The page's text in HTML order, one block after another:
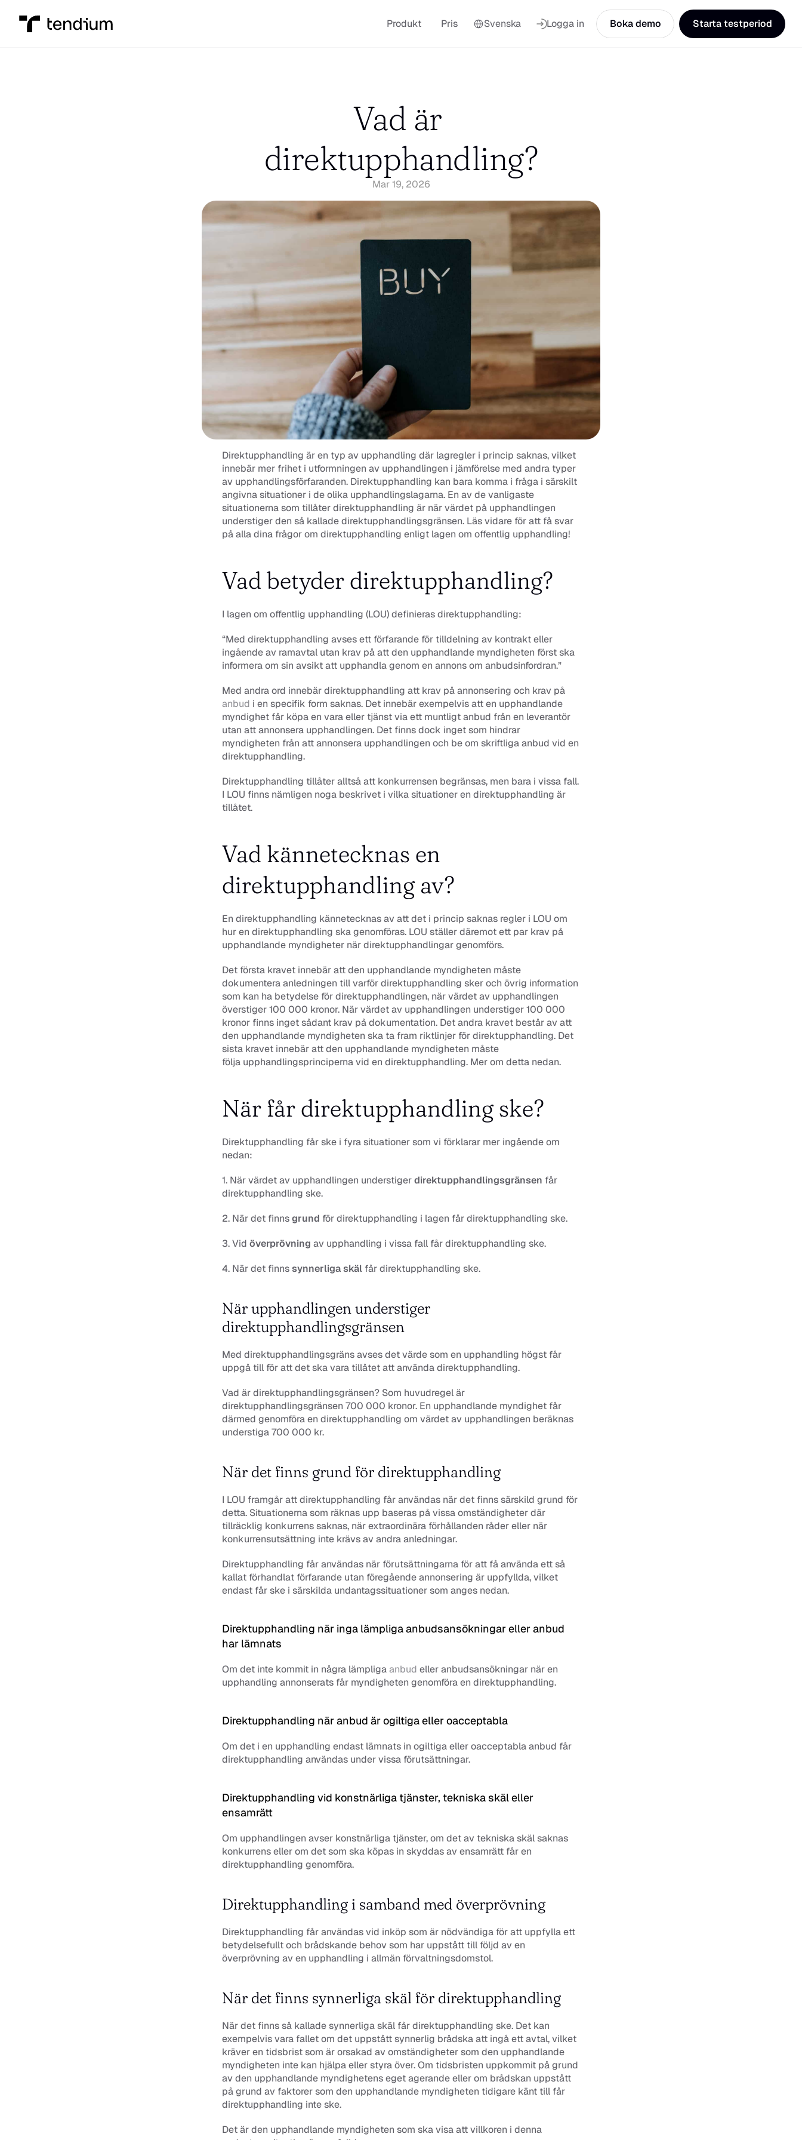
Produkt Pris Svenska Logga in Boka demo Starta testperiod
Vad är
direktupphandling?
Mar 19, 2026
Direktupphandling är en typ av upphandling där lagregler i princip saknas, vilket
innebär mer frihet i utformningen av upphandlingen i jämförelse med andra typer
av upphandlingsförfaranden. Direktupphandling kan bara komma i fråga i särskilt
angivna situationer i de olika upphandlingslagarna. En av de vanligaste
situationerna som tillåter direktupphandling är när värdet på upphandlingen
understiger den så kallade direktupphandlingsgränsen. Läs vidare för att få svar
på alla dina frågor om direktupphandling enligt lagen om offentlig upphandling!
Vad betyder direktupphandling?
I lagen om offentlig upphandling (LOU) definieras direktupphandling:
“Med direktupphandling avses ett förfarande för tilldelning av kontrakt eller
ingående av ramavtal utan krav på att den upphandlande myndigheten först ska
informera om sin avsikt att upphandla genom en annons om anbudsinfordran.”
anbud i en specifik form saknas. Det innebär exempelvis att en upphandlande
myndighet får köpa en vara eller tjänst via ett muntligt anbud från en leverantör
utan att annonsera upphandlingen. Det finns dock inget som hindrar
myndigheten från att annonsera upphandlingen och be om skriftliga anbud vid en
direktupphandling.
Direktupphandling tillåter alltså att konkurrensen begränsas, men bara i vissa fall.
I LOU finns nämligen noga beskrivet i vilka situationer en direktupphandling är
tillåtet.
Vad kännetecknas en
direktupphandling av?
En direktupphandling kännetecknas av att det i princip saknas regler i LOU om
hur en direktupphandling ska genomföras. LOU ställer däremot ett par krav på
upphandlande myndigheter när direktupphandlingar genomförs.
Det första kravet innebär att den upphandlande myndigheten måste
dokumentera anledningen till varför direktupphandling sker och övrig information
som kan ha betydelse för direktupphandlingen, när värdet av upphandlingen
överstiger 100 000 kronor. När värdet av upphandlingen understiger 100 000
kronor finns inget sådant krav på dokumentation. Det andra kravet består av att
den upphandlande myndigheten ska ta fram riktlinjer för direktupphandling. Det
sista kravet innebär att den upphandlande myndigheten måste
följa upphandlingsprinciperna vid en direktupphandling. Mer om detta nedan.
När får direktupphandling ske?
Direktupphandling får ske i fyra situationer som vi förklarar mer ingående om
nedan:
1. När värdet av upphandlingen understiger direktupphandlingsgränsen får
direktupphandling ske.
2. När det finns grund för direktupphandling i lagen får direktupphandling ske.
3. Vid överprövning av upphandling i vissa fall får direktupphandling ske.
4. När det finns synnerliga skäl får direktupphandling ske.
När upphandlingen understiger
direktupphandlingsgränsen
Med direktupphandlingsgräns avses det värde som en upphandling högst får
uppgå till för att det ska vara tillåtet att använda direktupphandling.
Vad är direktupphandlingsgränsen? Som huvudregel är
direktupphandlingsgränsen 700 000 kronor. En upphandlande myndighet får
därmed genomföra en direktupphandling om värdet av upphandlingen beräknas
understiga 700 000 kr.
När det finns grund för direktupphandling
I LOU framgår att direktupphandling får användas när det finns särskild grund för
detta. Situationerna som räknas upp baseras på vissa omständigheter där
tillräcklig konkurrens saknas, när extraordinära förhållanden råder eller när
konkurrensutsättning inte krävs av andra anledningar.
Direktupphandling får användas när förutsättningarna för att få använda ett så
kallat förhandlat förfarande utan föregående annonsering är uppfyllda, vilket
endast får ske i särskilda undantagssituationer som anges nedan.
Direktupphandling när inga lämpliga anbudsansökningar eller anbud
har lämnats
Om det inte kommit in några lämpliga anbud eller anbudsansökningar när en
upphandling annonserats får myndigheten genomföra en direktupphandling.
Direktupphandling när anbud är ogiltiga eller oacceptabla
Om det i en upphandling endast lämnats in ogiltiga eller oacceptabla anbud får
direktupphandling användas under vissa förutsättningar.
Direktupphandling vid konstnärliga tjänster, tekniska skäl eller
ensamrätt
Om upphandlingen avser konstnärliga tjänster, om det av tekniska skäl saknas
konkurrens eller om det som ska köpas in skyddas av ensamrätt får en
direktupphandling genomföra.
Direktupphandling i samband med överprövning
Direktupphandling får användas vid inköp som är nödvändiga för att uppfylla ett
betydelsefullt och brådskande behov som har uppstått till följd av en
överprövning av en upphandling i allmän förvaltningsdomstol.
När det finns synnerliga skäl för direktupphandling
När det finns så kallade synnerliga skäl får direktupphandling ske. Det kan
exempelvis vara fallet om det uppstått synnerlig brådska att ingå ett avtal, vilket
kräver en tidsbrist som är orsakad av omständigheter som den upphandlande
myndigheten inte kan hjälpa eller styra över. Om tidsbristen uppkommit på grund
av den upphandlande myndighetens eget agerande eller om brådskan uppstått
på grund av faktorer som den upphandlande myndigheten tidigare känt till får
direktupphandling inte ske.
Det är den upphandlande myndigheten som ska visa att villkoren i denna